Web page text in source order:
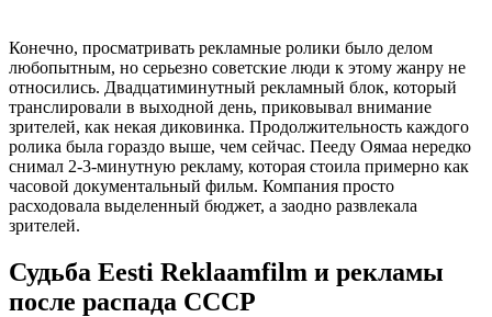
Конечно, просматривать рекламные ролики было делом
любопытным, но серьезно советские люди к этому жанру не
относились. Двадцатиминутный рекламный блок, который
транслировали в выходной день, приковывал внимание
зрителей, как некая диковинка. Продолжительность каждого
ролика была гораздо выше, чем сейчас. Пееду Оямаа нередко
снимал 2-3-минутную рекламу, которая стоила примерно как
часовой документальный фильм. Компания просто
расходовала выделенный бюджет, а заодно развлекала
зрителей.
Судьба Eesti Reklaamfilm и рекламы
после распада СССР